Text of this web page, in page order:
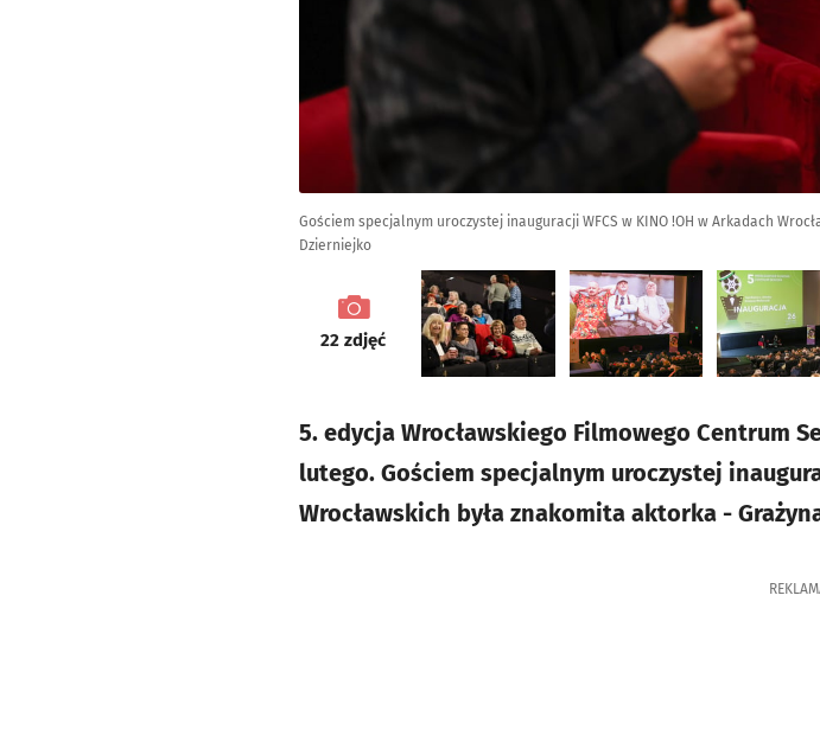
Gościem specjalnym uroczystej inauguracji WFCS w KINO !OH w Arkadach
Dzierniejko
galeria
22 zdjęć
5. edycja Wrocławskiego Filmowego Centrum
lutego. Gościem specjalnym uroczystej
Wrocławskich była znakomita aktorka -